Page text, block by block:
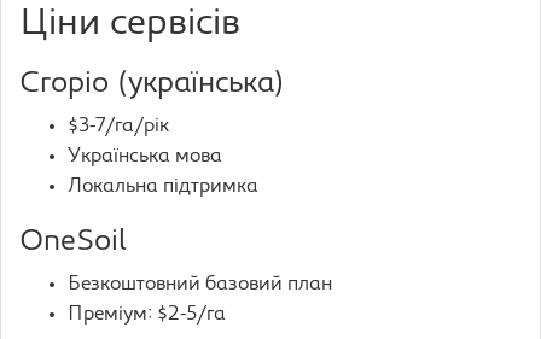
Ціни сервісів
Cropio (українська)
$3-7/га/рік
Українська мова
Локальна підтримка
OneSoil
Безкоштовний базовий план
Преміум: $2-5/га